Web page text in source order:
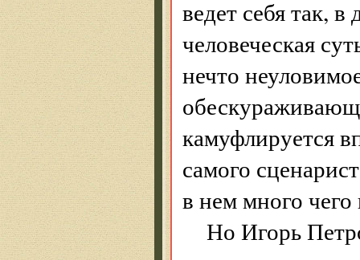
ведет себя так,
человеческая
нечто
камуфлируется
самого
в нем много
Но Игорь